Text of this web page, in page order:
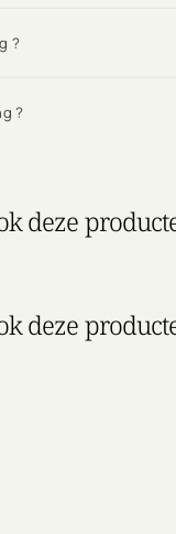
?
?
deze
deze